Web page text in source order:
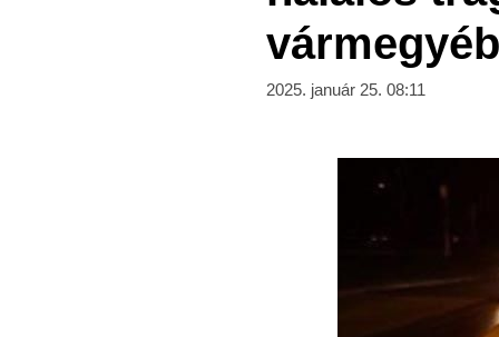
2025. január 25. 08:11